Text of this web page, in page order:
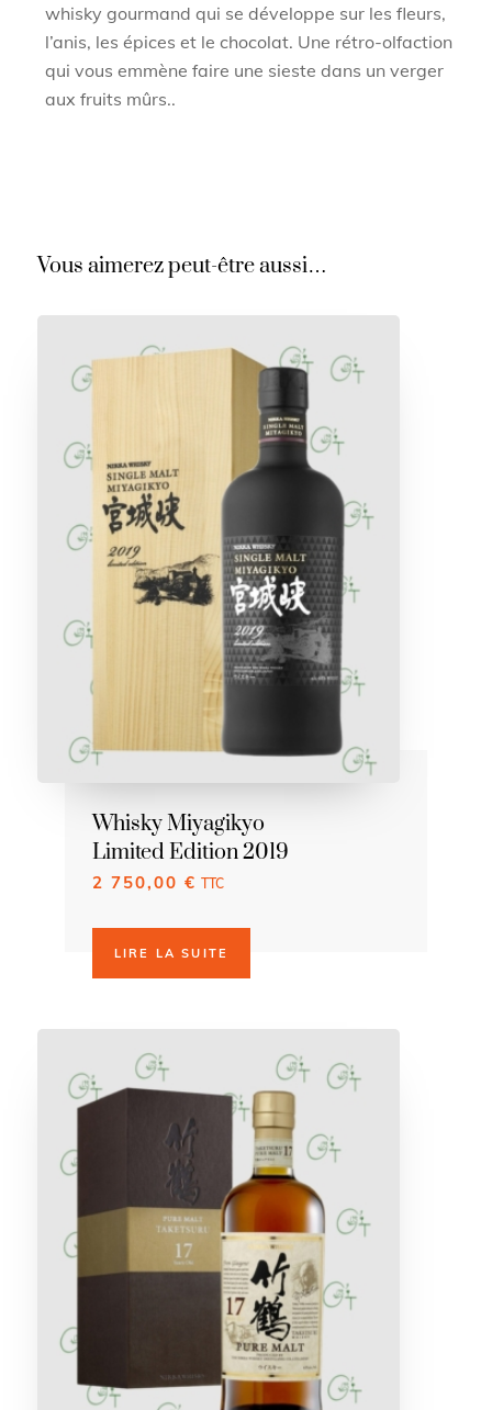
whisky gourmand qui se développe sur les fleurs,
l’anis, les épices et le chocolat. Une rétro-olfaction
qui vous emmène faire une sieste dans un verger
aux fruits mûrs..
Vous aimerez peut-être aussi…
Whisky Miyagikyo
Limited Edition 2019
2 750,00 € TTC
LIRE LA SUITE